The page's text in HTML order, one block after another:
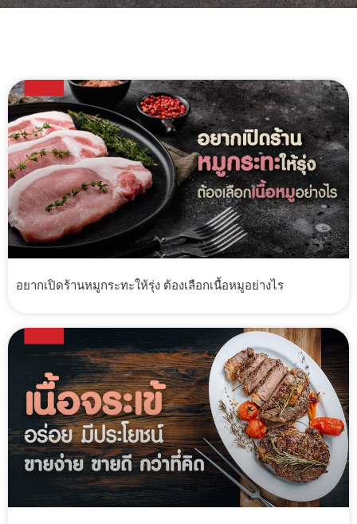
อยากเปิดร้านหมูกระทะให้รุ่ง ต้องเลือกเนื้อหมูอย่างไร